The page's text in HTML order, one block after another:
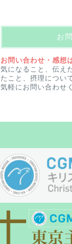
お
お問い合わせ・感想
気になること、伝え
たこと、摂理につい
気軽にお問い合わせ